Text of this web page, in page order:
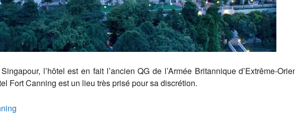
l’hôtel est en fait l’ancien QG de l’Armée Britannique d’Extrême-
Fort Canning est un lieu très prisé pour sa discrétion.